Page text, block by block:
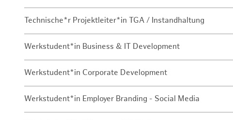
Technische*r Projektleiter*in TGA / Instandhaltung
Werkstudent*in Business & IT Development
Werkstudent*in Corporate Development
Werkstudent*in Employer Branding - Social Media